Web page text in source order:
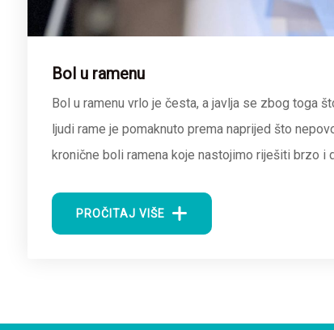
Bol u ramenu
Bol u ramenu vrlo je česta, a javlja se zbog toga
ljudi rame je pomaknuto prema naprijed što
kronične boli ramena koje nastojimo riješiti brzo
PROČITAJ VIŠE